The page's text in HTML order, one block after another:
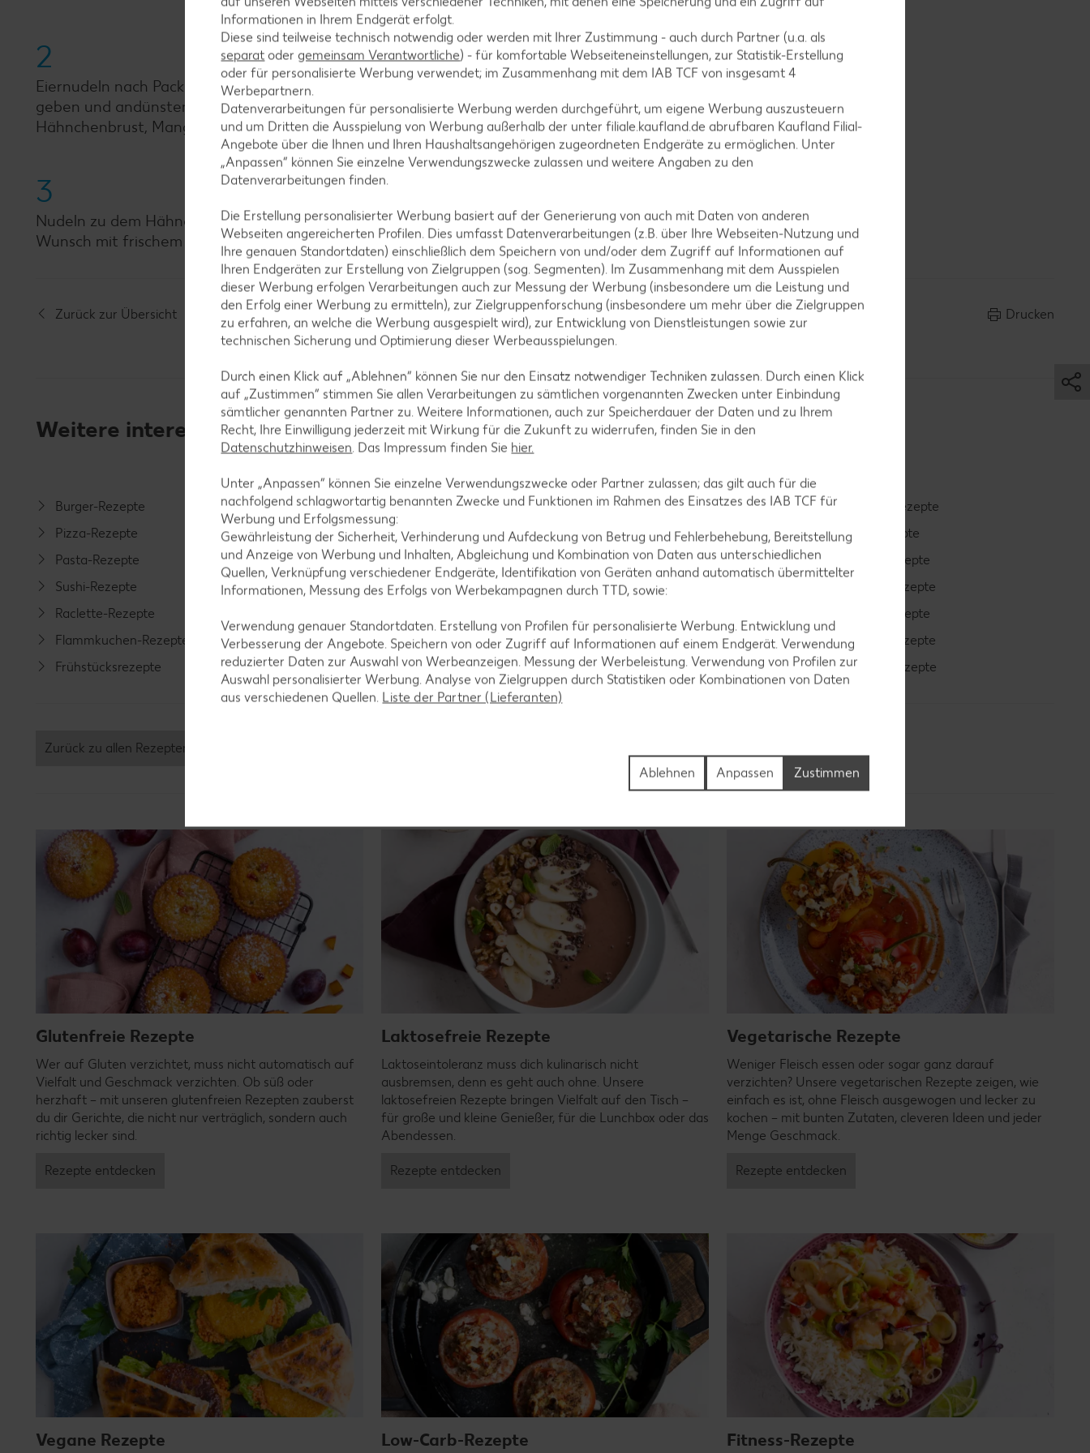
2
Eiernudeln nach Packungsanweisung zubereiten. Zwiebeln und Paprikaschoten in das verbliebene Bratfett
geben und andünsten. Kokosmilch und Brühe angießen, aufkochen und abgedeckt ca. 5 Minuten garen.
Hähnchenbrust, Mango und Bananen zufügen und kurz mit erhitzen.
3
Nudeln zu dem Hähnchen-Curry geben, alles mit Currypulver und Chiliflocken abschmecken und nach
Wunsch mit frischem Koriander garniert servieren.
Zurück zur Übersicht Drucken
Weitere interessante Rezeptkategorien
Burger-Rezepte
Pizza-Rezepte
Pasta-Rezepte
Sushi-Rezepte
Raclette-Rezepte
Flammkuchen-Rezepte
Frühstücksrezepte
Salat-Rezepte
Spargel-Rezepte
Fleisch-Rezepte
Fisch-Rezepte
Lamm-Rezepte
Grill-Rezepte
Muffin-Rezepte
Apfelkuchen-Rezepte
Schokokuchen-Rezepte
Torten-Rezepte
Pfannkuchen-Rezepte
Plätzchen-Rezepte
Smoothie-Rezepte
Bowle-Rezepte
Cocktail-Rezepte
Avocado-Rezepte
Erdbeer-Rezepte
Blaubeer-Rezepte
Bananen-Rezepte
Zurück zu allen Rezepten
Glutenfreie Rezepte
Wer auf Gluten verzichtet, muss nicht automatisch auf
Vielfalt und Geschmack verzichten. Ob süß oder
herzhaft – mit unseren glutenfreien Rezepten zauberst
du dir Gerichte, die nicht nur verträglich, sondern auch
richtig lecker sind.
Rezepte entdecken
Laktosefreie Rezepte
Laktoseintoleranz muss dich kulinarisch nicht
ausbremsen, denn es geht auch ohne. Unsere
laktosefreien Rezepte bringen Vielfalt auf den Tisch –
für große und kleine Genießer, für die Lunchbox oder das
Abendessen.
Rezepte entdecken
Vegetarische Rezepte
Weniger Fleisch essen oder sogar ganz darauf
verzichten? Unsere vegetarischen Rezepte zeigen, wie
einfach es ist, ohne Fleisch ausgewogen und lecker zu
kochen – mit bunten Zutaten, cleveren Ideen und jeder
Menge Geschmack.
Rezepte entdecken
Vegane Rezepte Low-Carb-Rezepte Fitness-Rezepte
Informationen in Ihrem Endgerät erfolgt.
Diese sind teilweise technisch notwendig oder werden mit Ihrer Zustimmung - auch durch Partner (u.a. als
separat oder gemeinsam Verantwortliche) - für komfortable Webseiteneinstellungen, zur Statistik-Erstellung
oder für personalisierte Werbung verwendet; im Zusammenhang mit dem IAB TCF von insgesamt4
Werbepartnern.
Datenverarbeitungen für personalisierte Werbung werden durchgeführt, um eigene Werbung auszusteuern
und um Dritten die Ausspielung von Werbung außerhalb der unter filiale.kaufland.de abrufbaren Kaufland Filial-
Angebote über die Ihnen und Ihren Haushaltsangehörigen zugeordneten Endgeräte zu ermöglichen. Unter
„Anpassen“ können Sie einzelne Verwendungszwecke zulassen und weitere Angaben zu den
Datenverarbeitungen finden.
Die Erstellung personalisierter Werbung basiert auf der Generierung von auch mit Daten von anderen
Webseiten angereicherten Profilen. Dies umfasst Datenverarbeitungen (z.B. über Ihre Webseiten-Nutzung und
Ihre genauen Standortdaten) einschließlich dem Speichern von und/oder dem Zugriff auf Informationen auf
Ihren Endgeräten zur Erstellung von Zielgruppen (sog. Segmenten). Im Zusammenhang mit dem Ausspielen
dieser Werbung erfolgen Verarbeitungen auch zur Messung der Werbung (insbesondere um die Leistung und
den Erfolg einer Werbung zu ermitteln), zur Zielgruppenforschung (insbesondere um mehr über die Zielgruppen
zu erfahren, an welche die Werbung ausgespielt wird), zur Entwicklung von Dienstleistungen sowie zur
technischen Sicherung und Optimierung dieser Werbeausspielungen.
Durch einen Klick auf „Ablehnen“ können Sie nur den Einsatz notwendiger Techniken zulassen. Durch einen Klick
auf „Zustimmen“ stimmen Sie allen Verarbeitungen zu sämtlichen vorgenannten Zwecken unter Einbindung
sämtlicher genannten Partner zu. Weitere Informationen, auch zur Speicherdauer der Daten und zu Ihrem
Recht, Ihre Einwilligung jederzeit mit Wirkung für die Zukunft zu widerrufen, finden Sie in den
Datenschutzhinweisen. Das Impressum finden Sie hier.
Unter „Anpassen“ können Sie einzelne Verwendungszwecke oder Partner zulassen; das gilt auch für die
nachfolgend schlagwortartig benannten Zwecke und Funktionen im Rahmen des Einsatzes des IAB TCF für
Werbung und Erfolgsmessung:
Gewährleistung der Sicherheit, Verhinderung und Aufdeckung von Betrug und Fehlerbehebung, Bereitstellung
und Anzeige von Werbung und Inhalten, Abgleichung und Kombination von Daten aus unterschiedlichen
Quellen, Verknüpfung verschiedener Endgeräte, Identifikation von Geräten anhand automatisch übermittelter
Informationen, Messung des Erfolgs von Werbekampagnen durch TTD, sowie:
Verwendung genauer Standortdaten. Erstellung von Profilen für personalisierte Werbung. Entwicklung und
Verbesserung der Angebote. Speichern von oder Zugriff auf Informationen auf einem Endgerät. Verwendung
reduzierter Daten zur Auswahl von Werbeanzeigen. Messung der Werbeleistung. Verwendung von Profilen zur
Auswahl personalisierter Werbung. Analyse von Zielgruppen durch Statistiken oder Kombinationen von Daten
aus verschiedenen Quellen. Liste der Partner (Lieferanten)
Zustimmen
Anpassen
Ablehnen